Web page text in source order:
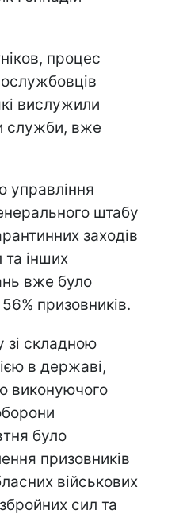
процес
вислужили
служби, вже
управління
штабу
заходів
та інших
вже було
призовників.
зі складною
в державі,
виконуючого
було
призовників
військових
сил та